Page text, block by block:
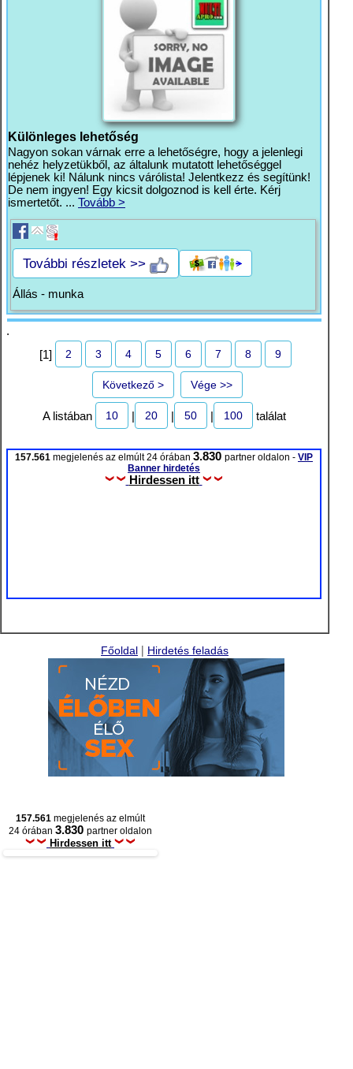
Különleges lehetőség
Nagyon sokan várnak erre a lehetőségre, hogy a jelenlegi
nehéz helyzetükből, az általunk mutatott lehetőséggel
lépjenek ki! Nálunk nincs várólista! Jelentkezz és segítünk!
De nem ingyen! Egy kicsit dolgoznod is kell érte. Kérj
ismertetőt. ... Tovább >
További részletek >>
Állás - munka
.
[1]
2 3 4 5 6 7 8 9
Következő > Vége >>
A listában 10 20 50 100 találat
157.561 megjelenés az elmúlt 24 órában 3.830 partner oldalon - VIP
Banner hirdetés
Hirdessen itt
Főoldal | Hirdetés feladás
157.561 megjelenés az elmúlt
24 órában 3.830 partner oldalon
Hirdessen itt